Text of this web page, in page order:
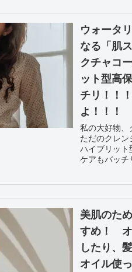
ウォータ
なる「肌
クチャコ
ット型高
チリ！！
よ！！！
私の大好物
ただのクレ
ハイブリッ
ケアもバッ
美肌のた
すめ！ オ
したり、
オイル使